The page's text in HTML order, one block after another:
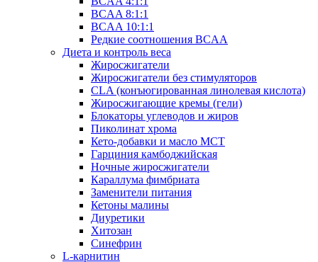
BCAA 8:1:1
BCAA 10:1:1
Редкие соотношения BCAA
Диета и контроль веса
Жиросжигатели
Жиросжигатели без стимуляторов
CLA (конъюгированная линолевая кислота)
Жиросжигающие кремы (гели)
Блокаторы углеводов и жиров
Пиколинат хрома
Кето-добавки и масло МСТ
Гарциния камбоджийская
Ночные жиросжигатели
Караллума фимбриата
Заменители питания
Кетоны малины
Диуретики
Хитозан
Синефрин
L-карнитин